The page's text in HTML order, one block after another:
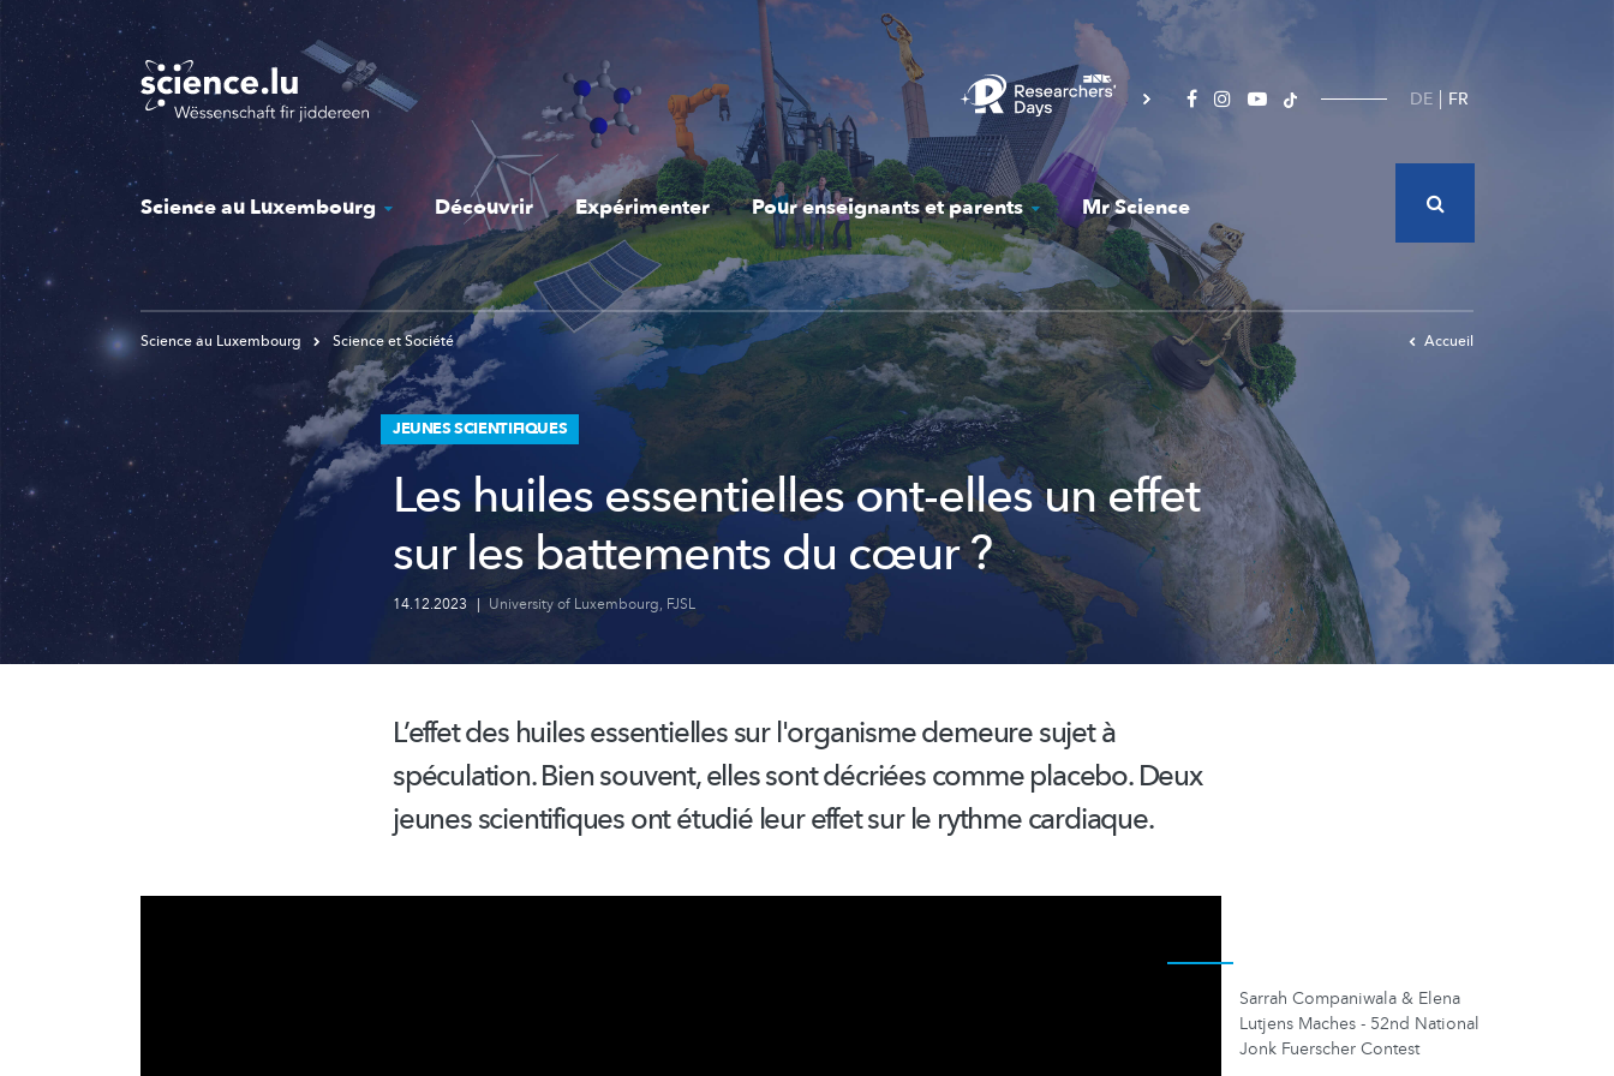
Skip
to
main
content
DE FR
Science au Luxembourg Découvrir Expérimenter Pour enseignants et parents Mr Science
Science au Luxembourg Science et Société Accueil
JEUNES SCIENTIFIQUES
Les huiles essentielles ont-elles un effet
sur les battements du cœur ?
14.12.2023 | University of Luxembourg, FJSL
L’effet des huiles essentielles sur l'organisme demeure sujet à
spéculation. Bien souvent, elles sont décriées comme placebo. Deux
jeunes scientifiques ont étudié leur effet sur le rythme cardiaque.
Sarrah Companiwala & Elena
Lutjens Maches - 52nd National
Jonk Fuerscher Contest